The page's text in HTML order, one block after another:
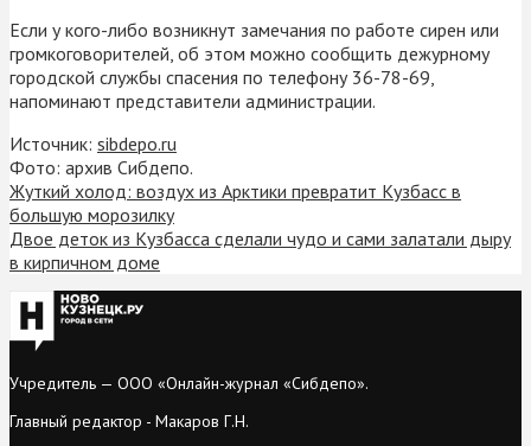
Если у кого-либо возникнут замечания по работе сирен или
громкоговорителей, об этом можно сообщить дежурному
городской службы спасения по телефону 36-78-69,
напоминают представители администрации.
Источник: sibdepo.ru
Фото: архив Сибдепо.
Жуткий холод: воздух из Арктики превратит Кузбасс в
большую морозилку
Двое деток из Кузбасса сделали чудо и сами залатали дыру
в кирпичном доме
Учредитель — ООО «Онлайн-журнал «Сибдепо».
Главный редактор - Макаров Г.Н.